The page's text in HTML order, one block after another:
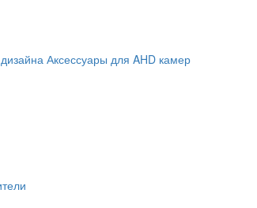
Аксессуары для AHD камер